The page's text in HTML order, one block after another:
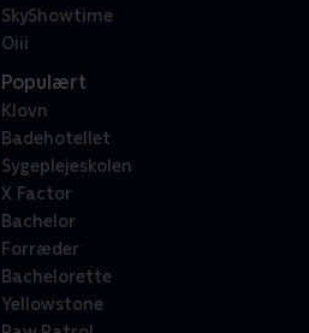
SkyShowtime
Oiii
Populært
Klovn
Badehotellet
Sygeplejeskolen
X Factor
Bachelor
Forræder
Bachelorette
Yellowstone